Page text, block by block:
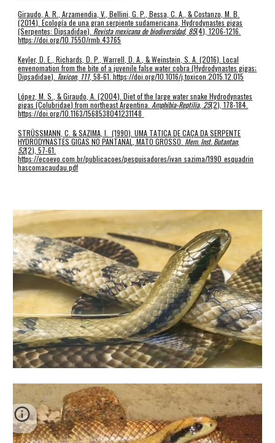
Giraudo, A. R., Arzamendia, V., Bellini, G. P., Bessa, C. A., & Costanzo, M. B.
(2014). Ecología de una gran serpiente sudamericana, Hydrodynastes gigas
(Serpentes: Dipsadidae). Revista mexicana de biodiversidad, 85(4), 1206-1216.
https://doi.org/10.7550/rmb.43765
Keyler, D. E., Richards, D. P., Warrell, D. A., & Weinstein, S. A. (2016). Local
envenomation from the bite of a juvenile false water cobra (Hydrodynastes gigas;
Dipsadidae). Toxicon, 111, 58-61. https://doi.org/10.1016/j.toxicon.2015.12.015
López, M. S., & Giraudo, A. (2004). Diet of the large water snake Hydrodynastes
gigas (Colubridae) from northeast Argentina. Amphibia-Reptilia, 25(2), 178-184.
https://doi.org/10.1163/1568538041231148
STRÜSSMANN, C. & SAZIMA, I. (1990). UMA TATICA DE CAÇA DA SERPENTE
HYDRODYNASTES GIGAS NO PANTANAL, MATO GROSSO. Mem. Inst. Butantan,
52(2), 57-61.
https://ecoevo.com.br/publicacoes/pesquisadores/ivan_sazima/1990_esquadrin
hascomacaudau.pdf